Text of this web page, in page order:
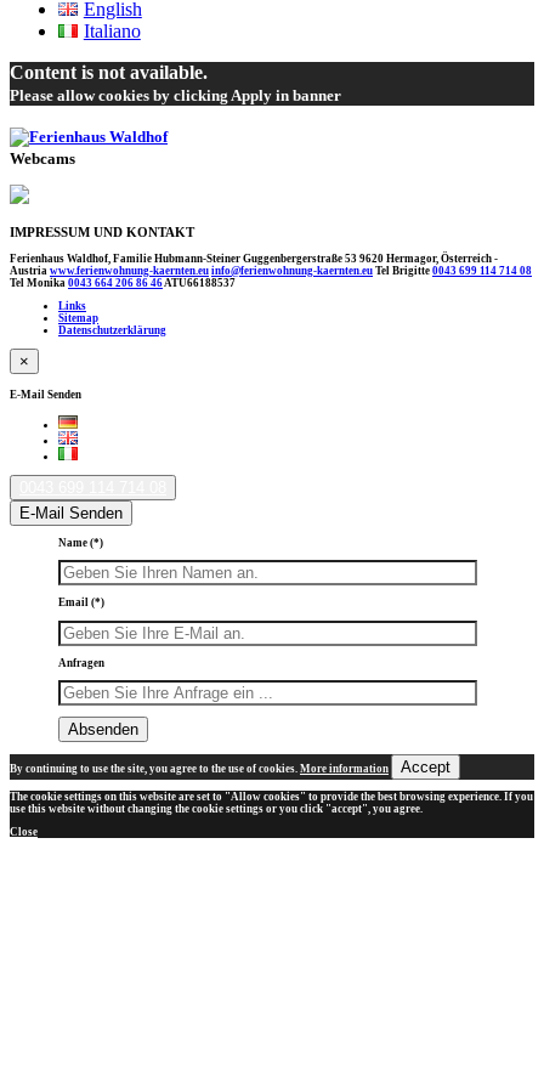
English
Italiano
Content is not available.
Please allow cookies by clicking Apply in banner
Webcams
IMPRESSUM UND KONTAKT
Ferienhaus Waldhof, Familie Hubmann-Steiner Guggenbergerstraße 53 9620 Hermagor, Österreich -
Austria www.ferienwohnung-kaernten.eu info@ferienwohnung-kaernten.eu Tel Brigitte 0043 699 114 714 08
Tel Monika 0043 664 206 86 46ATU66188537
Links
Sitemap
Datenschutzerklärung
×
E-Mail Senden
E-Mail Senden
Name (*)
Email (*)
Anfragen
By continuing to use the site, you agree to the use of cookies. More information Accept
The cookie settings on this website are set to "Allow cookies" to provide the best browsing experience. If you
use this website without changing the cookie settings or you click "accept", you agree.
Close